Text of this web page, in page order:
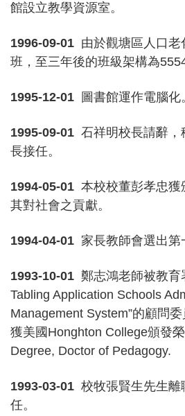
館設立教學資源室。
1996-09-01 由於觀塘區人口
班，至三年後的班級架構為
1995-12-01 圖書館運作電腦化
1995-09-01 石祥明校長請辭
長接任。
1994-05-01 本校校董彭孝忠
其對社會之貢獻。
1994-04-01 家長教師會選出第
1993-10-01 鄭志鴻老師被教育
Tabling Application Schools
Management System”的顧問
獲美國Honghton College頒發
Degree, Doctor of Pedagogy.
1993-03-01 校牧張賢生先生
任。